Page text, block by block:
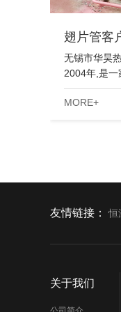
翅片管客
无锡市华昊
2004年,是一
MORE+
友情链接： 恒
关于我们